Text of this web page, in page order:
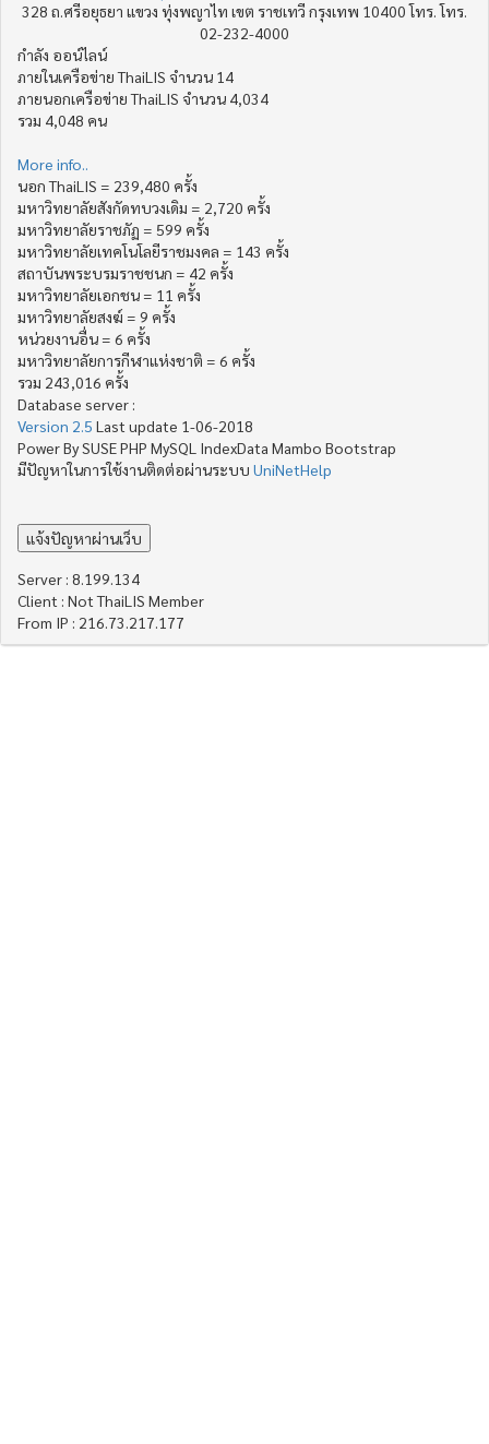
328 ถ.ศรีอยุธยา แขวง ทุ่งพญาไท เขต ราชเทวี กรุงเทพ 10400 โทร. โทร.
02-232-4000
กำลัง ออน์ไลน์
ภายในเครือข่าย ThaiLIS จำนวน 14
ภายนอกเครือข่าย ThaiLIS จำนวน 4,034
รวม 4,048 คน
More info..
นอก ThaiLIS = 239,480 ครั้ง
มหาวิทยาลัยสังกัดทบวงเดิม = 2,720 ครั้ง
มหาวิทยาลัยราชภัฏ = 599 ครั้ง
มหาวิทยาลัยเทคโนโลยีราชมงคล = 143 ครั้ง
สถาบันพระบรมราชชนก = 42 ครั้ง
มหาวิทยาลัยเอกชน = 11 ครั้ง
มหาวิทยาลัยสงฆ์ = 9 ครั้ง
หน่วยงานอื่น = 6 ครั้ง
มหาวิทยาลัยการกีฬาแห่งชาติ = 6 ครั้ง
รวม 243,016 ครั้ง
Database server :
Version 2.5 Last update 1-06-2018
Power By SUSE PHP MySQL IndexData Mambo Bootstrap
มีปัญหาในการใช้งานติดต่อผ่านระบบ UniNetHelp
Server : 8.199.134
Client : Not ThaiLIS Member
From IP : 216.73.217.177